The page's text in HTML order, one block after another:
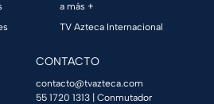
a más +
TV Azteca Internacional
CONTACTO
contacto@tvazteca.com
55 1720 1313 | Conmutador